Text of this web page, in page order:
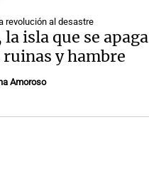
revolución al desastre
la isla que se apaga
y hambre
Amoroso